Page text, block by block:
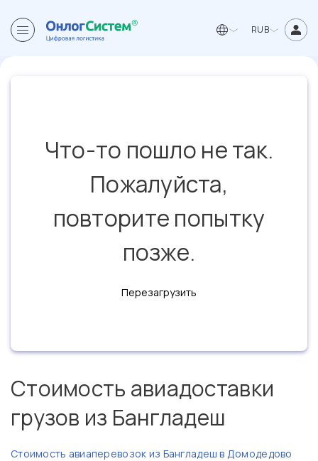
RUB
Что-то пошло не так.
Пожалуйста,
повторите попытку
позже.
Перезагрузить
Стоимость авиадоставки
грузов из Бангладеш
Стоимость авиаперевозок из Бангладеш в Домодедово